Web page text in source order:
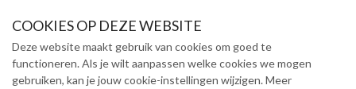
Over NVBK
COOKIES OP DEZE WEBSITE
Deze website maakt gebruik van cookies om goed te
functioneren. Als je wilt aanpassen welke cookies we mogen
gebruiken, kan je jouw cookie-instellingen wijzigen. Meer